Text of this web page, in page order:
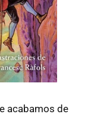
acabamos de